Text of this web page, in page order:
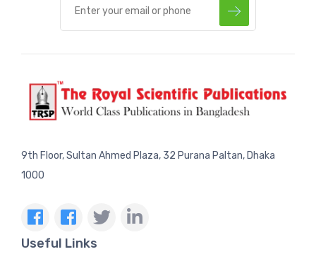
9th Floor, Sultan Ahmed Plaza, 32 Purana Paltan, Dhaka
1000
Useful Links